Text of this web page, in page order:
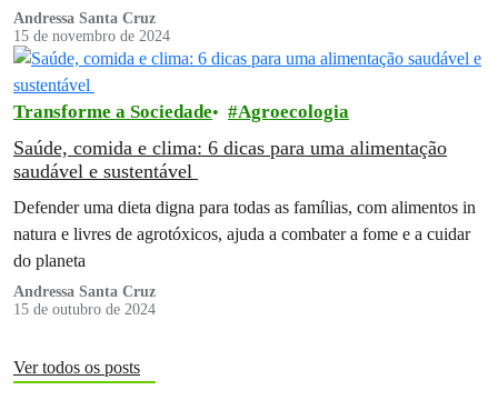
Andressa Santa Cruz
15 de novembro de 2024
Transforme a Sociedade Agroecologia
Saúde, comida e clima: 6 dicas para uma alimentação
saudável e sustentável
Defender uma dieta digna para todas as famílias, com alimentos in
natura e livres de agrotóxicos, ajuda a combater a fome e a cuidar
do planeta
Andressa Santa Cruz
15 de outubro de 2024
Ver todos os posts